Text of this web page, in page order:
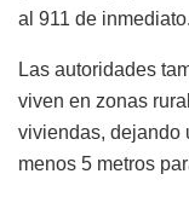
al 911 de inmediato.
Las autoridades
viven en zonas
viviendas, dejando
menos 5 metros